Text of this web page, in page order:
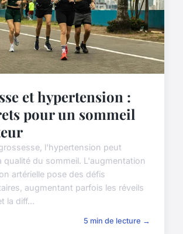
et hypertension :
pour un sommeil
l'hypertension peut
qualité du sommeil. L'augmentation
artérielle pose des défis
augmentant parfois les réveils
la diff...
5 min de lecture →